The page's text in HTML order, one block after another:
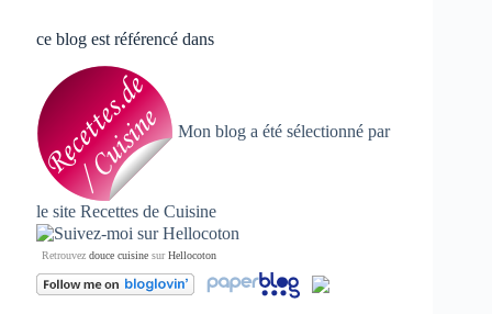
ce blog est référencé dans
Mon blog a été sélectionné par
le site Recettes de Cuisine
Retrouvez douce cuisine surHellocoton